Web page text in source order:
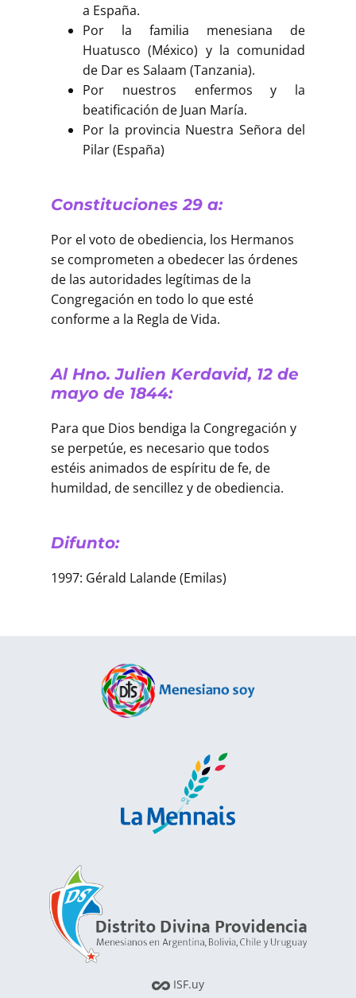
a España.
Por la familia menesiana de
Huatusco (México) y la comunidad
de Dar es Salaam (Tanzania).
Por nuestros enfermos y la
beatificación de Juan María.
Por la provincia Nuestra Señora del
Pilar (España)
Constituciones 29 a:
Por el voto de obediencia, los Hermanos
se comprometen a obedecer las órdenes
de las autoridades legítimas de la
Congregación en todo lo que esté
conforme a la Regla de Vida.
Al Hno. Julien Kerdavid, 12 de
mayo de 1844:
Para que Dios bendiga la Congregación y
se perpetúe, es necesario que todos
estéis animados de espíritu de fe, de
humildad, de sencillez y de obediencia.
Difunto:
1997: Gérald Lalande (Emilas)
ISF.uy